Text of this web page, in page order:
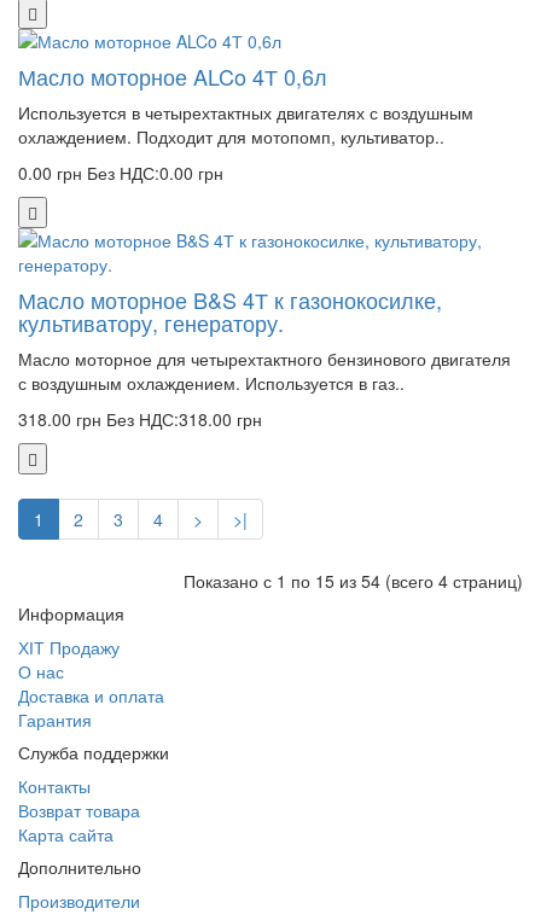
Масло моторное ALCo 4Т 0,6л
Используется в четырехтактных двигателях с воздушным
охлаждением. Подходит для мотопомп, культиватор..
0.00 грн Без НДС:0.00 грн
Масло моторное B&S 4Т к газонокосилке,
культиватору, генератору.
Масло моторное для четырехтактного бензинового двигателя
с воздушным охлаждением. Используется в газ..
318.00 грн Без НДС:318.00 грн
1 2 3 4 > >|
Показано с 1 по 15 из 54 (всего 4 страниц)
Информация
ХІТ Продажу
О нас
Доставка и оплата
Гарантия
Служба поддержки
Контакты
Возврат товара
Карта сайта
Дополнительно
Производители